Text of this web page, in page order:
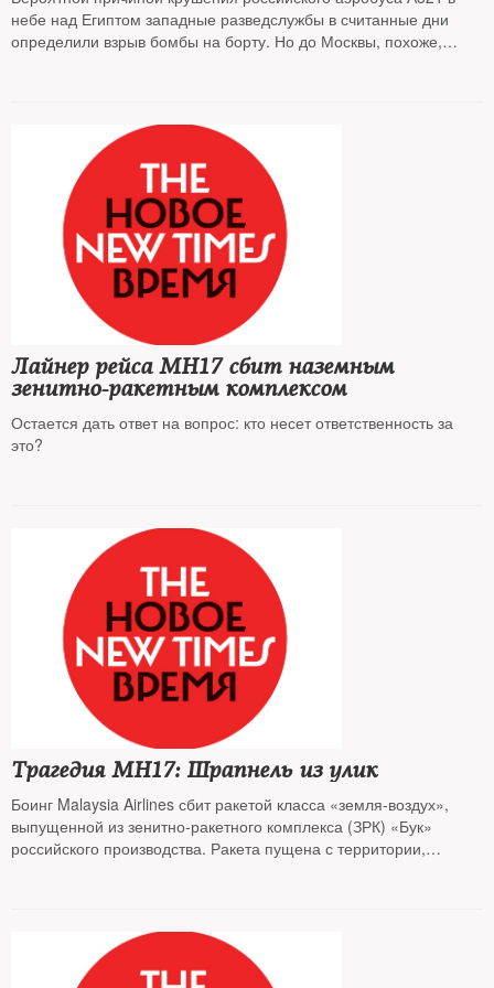
небе над Египтом западные разведслужбы в считанные дни
определили взрыв бомбы на борту. Но до Москвы, похоже,
Лайнер рейса MH17 сбит наземным
зенитно-ракетным комплексом
Остается дать ответ на вопрос: кто несет ответственность за
это?
Трагедия МН17: Шрапнель из улик
Боинг Malaysia Airlines сбит ракетой класса «земля-воздух»,
выпущенной из зенитно-ракетного комплекса (ЗРК) «Бук»
российского производства. Ракета пущена с территории,
Объединенная следственная группа (Joint Investigation Team —
JIT) в составе представителей Нидерландов, Австралии,
Бельгии, Малайзии и Украины, обнародовавшая 28 сентября